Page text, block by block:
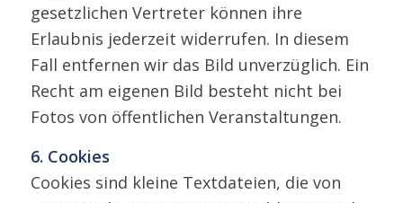
gesetzlichen Vertreter können ihre
Erlaubnis jederzeit widerrufen. In diesem
Fall entfernen wir das Bild unverzüglich. Ein
Recht am eigenen Bild besteht nicht bei
Fotos von öffentlichen Veranstaltungen.
6. Cookies
Cookies sind kleine Textdateien, die von